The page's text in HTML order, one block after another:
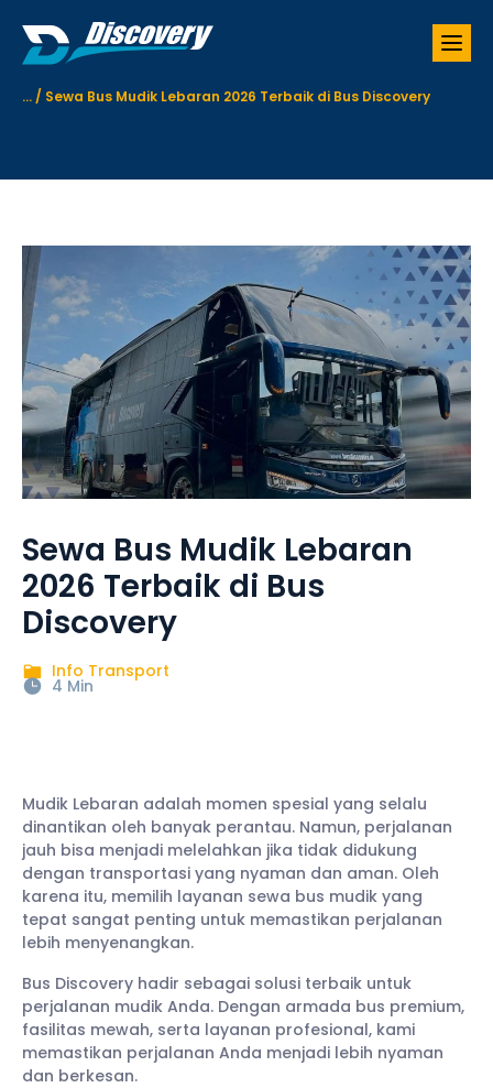
... / Sewa Bus Mudik Lebaran 2026 Terbaik di Bus Discovery
Sewa Bus Mudik Lebaran
2026 Terbaik di Bus
Discovery
Info Transport
4 Min
Mudik Lebaran adalah momen spesial yang selalu
dinantikan oleh banyak perantau. Namun, perjalanan
jauh bisa menjadi melelahkan jika tidak didukung
dengan transportasi yang nyaman dan aman. Oleh
karena itu, memilih layanan sewa bus mudik yang
tepat sangat penting untuk memastikan perjalanan
lebih menyenangkan.
Bus Discovery hadir sebagai solusi terbaik untuk
perjalanan mudik Anda. Dengan armada bus premium,
fasilitas mewah, serta layanan profesional, kami
memastikan perjalanan Anda menjadi lebih nyaman
dan berkesan.